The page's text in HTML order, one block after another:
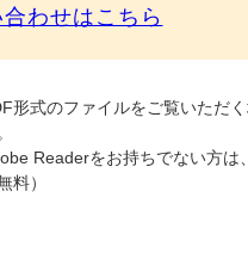
わせはこちら
形式のファイルをご覧いただ
Readerをお持ちでない方は
料）